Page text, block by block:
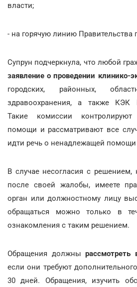
власти;
- на горячую линию Правительства
Супрун подчеркнула, что любой
заявление о проведении клинико-
городских, районных,
здравоохранения, а также КЭК
Такие комиссии контролируют
помощи и рассматривают все
идти речь о ненадлежащей помощи
В случае несогласия с решением,
после своей жалобы, имеете
орган или должностному лицу
обращаться можно только в
ознакомления с таким решением.
Обращения должнырассмотреть
если они требуют
30 дней. Обращения, изучить